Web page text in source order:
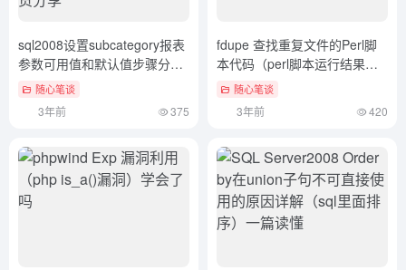
sql2008设置subcategory报表
参数可用值和默认值步骤分享
（sql server单个用户怎么办）
干货分享
随心笔谈
3年前 375
fdupe 查找重复文件的Perl脚
本代码（perl脚本运行结果只
有表头）墙裂推荐
随心笔谈
3年前 420